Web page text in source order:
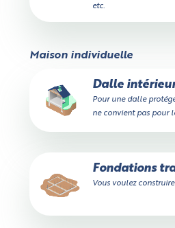
etc.
Maison individuelle
Dalle
Pour une dalle
ne convient pas pour
Fondations
Vous voulez